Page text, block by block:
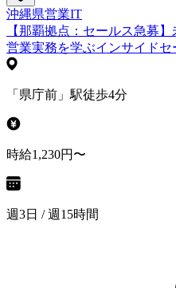
沖縄県営業IT
【那覇拠点：セールス急募
営業実務を学ぶインサイド
「県庁前」駅徒歩4分
時給1,230円〜
週3日 / 週15時間